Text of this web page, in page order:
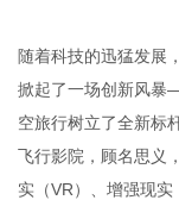
随着科技的迅猛发展
掀起了一场创新风暴
空旅行树立了全新标杆
飞行影院，顾名思义
实（VR）、增强现